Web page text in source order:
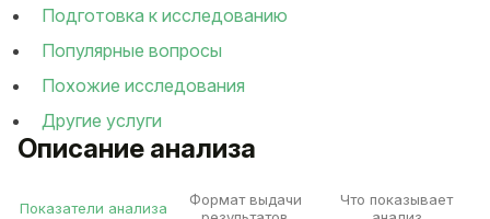
Описание анализа
Показатели анализа
Формат выдачи
Что показывает
Подготовка к исследованию
Популярные вопросы
Похожие исследования
Другие услуги